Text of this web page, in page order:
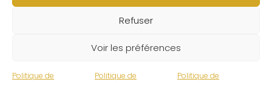
Refuser
Voir les préférences
Politique de Politique de Politique de
Notre règle d’or ? Un client 100% satisfait.
© Le Refuge du Sorcier™